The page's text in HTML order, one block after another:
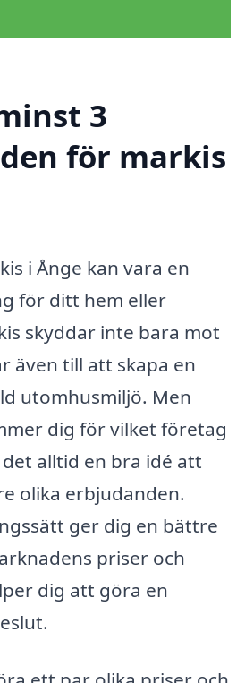
3
för markis
i Ånge kan vara en
för ditt hem eller
skyddar inte bara mot
även till att skapa en
utomhusmiljö. Men
dig för vilket företag
alltid en bra idé att
olika erbjudanden.
ger dig en bättre
priser och
dig att göra en